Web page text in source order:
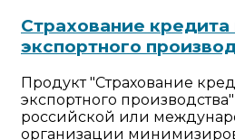
Страхование кредита
экспортного
Продукт "Страхование
экспортного
российской или
организации